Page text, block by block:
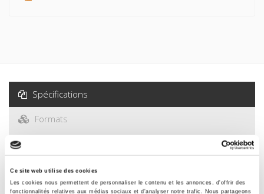
Ce site web utilise des cookies
Les cookies nous permettent de personnaliser le contenu et les annonces, d'offrir des
fonctionnalités relatives aux médias sociaux et d'analyser notre trafic. Nous partageons
Spécifications
Formats
Spécifications